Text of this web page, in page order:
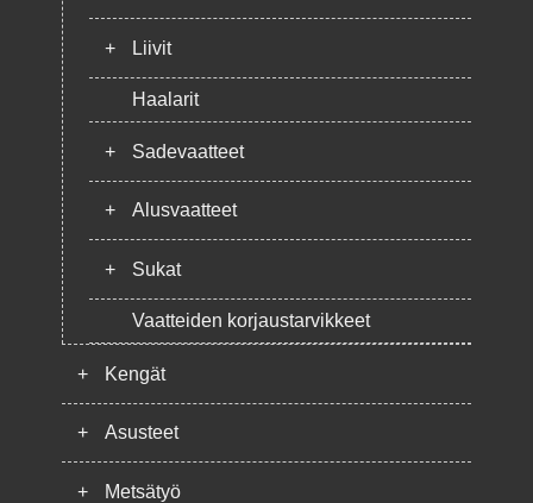
+ Liivit
Haalarit
+ Sadevaatteet
+ Alusvaatteet
+ Sukat
Vaatteiden korjaustarvikkeet
+ Kengät
+ Asusteet
+ Metsätyö